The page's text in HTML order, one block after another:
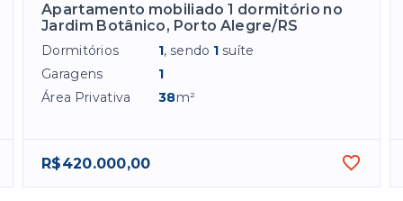
Apartamento mobiliado 1 dormitório no
Jardim Botânico, Porto Alegre/RS
Dormitórios 1, sendo 1 suíte
Garagens
1
Área Privativa
38m²
R$420.000,00